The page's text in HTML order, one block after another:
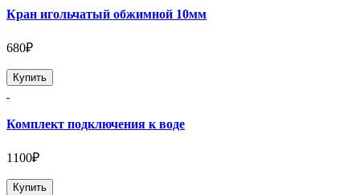
Кран игольчатый обжимной 10мм
680₽
Купить
Комплект подключения к воде
1100₽
Купить